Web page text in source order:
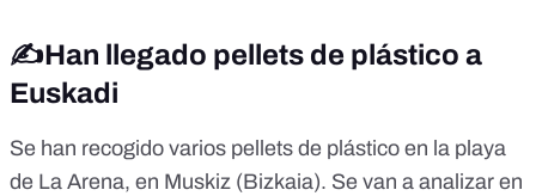
✍️Han llegado pellets de plástico a
Euskadi
Se han recogido varios pellets de plástico en la playa
de La Arena, en Muskiz (Bizkaia). Se van a analizar en